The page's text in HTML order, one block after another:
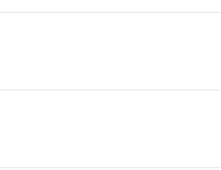
不会删除旧数据。
容导致，如果遇到该问题，请将